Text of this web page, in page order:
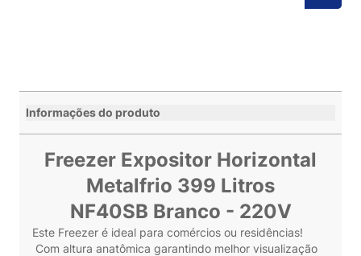
Informações do produto
Freezer Expositor Horizontal
Metalfrio 399 Litros
NF40SB Branco - 220V
Este Freezer é ideal para comércios ou residências!
Com altura anatômica garantindo melhor visualização